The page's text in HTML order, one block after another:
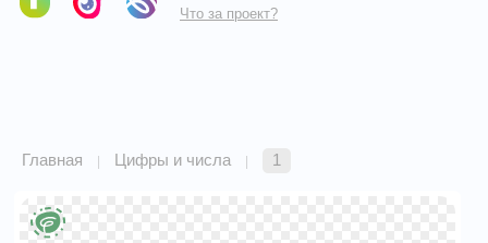
Что за проект?
Главная | Цифры и числа | 1